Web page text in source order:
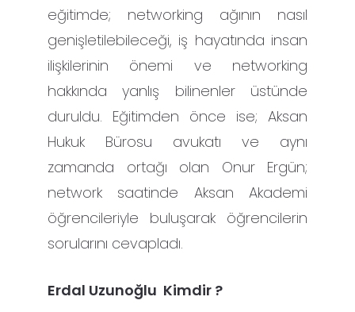
eğitimde; networking ağının nasıl
genişletilebileceği, iş hayatında insan
ilişkilerinin önemi ve networking
hakkında yanlış bilinenler üstünde
duruldu. Eğitimden önce ise; Aksan
Hukuk Bürosu avukatı ve aynı
zamanda ortağı olan Onur Ergün;
network saatinde Aksan Akademi
öğrencileriyle buluşarak öğrencilerin
sorularını cevapladı.
Erdal Uzunoğlu Kimdir ?